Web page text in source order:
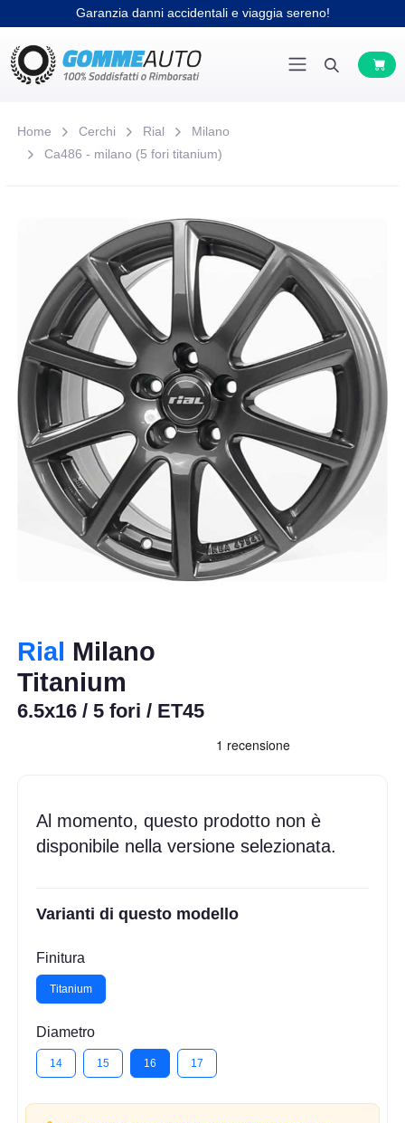
Garanzia danni accidentali e viaggia sereno!
Home Cerchi Rial
Milano
Ca486 - milano (5 fori titanium)
Rial Milano
Titanium
6.5x16 / 5 fori / ET45
Al momento, questo prodotto non è
disponibile nella versione selezionata.
Varianti di questo modello
Finitura
Titanium
Diametro
14 15 16 17